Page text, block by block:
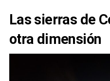
Las sierras de
otra dimensión